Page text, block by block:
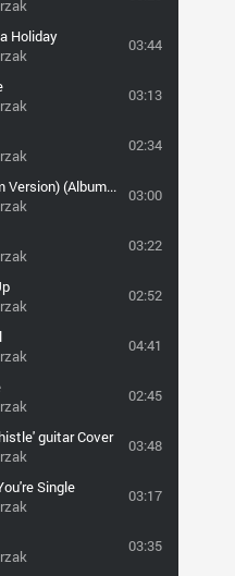
Holiday
03:44
03:13
02:34
Cute (Album Version) (Album Version)
03:00
03:22
02:52
04:41
02:45
guitar Cover
03:48
Single
03:17
03:35